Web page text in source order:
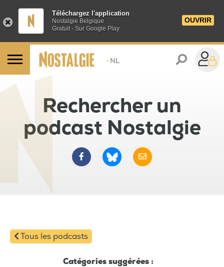
Téléchargez l'application
Nostalgie Belgique
Gratuit - Sur Google Play
OUVRIR
> NL
Rechercher un
podcast Nostalgie
Tous les podcasts
Catégories suggérées :